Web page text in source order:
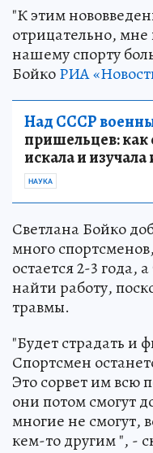
"К этим
отрицательно, мне
нашему спорту
БойкоРИА
Над СССР
пришельцев: как
искала и
НАУКА
Светлана Бойко
много
остается 2-3 года,
найти работу,
травмы.
"Будет страдать и
Спортсмен
Это сорвет им всю
они потом смогут
многие не смогут,
кем-то другим ", -